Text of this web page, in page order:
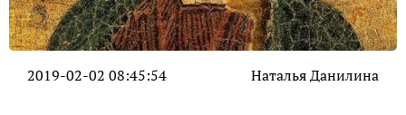
2019-02-02 08:45:54 Наталья Данилина